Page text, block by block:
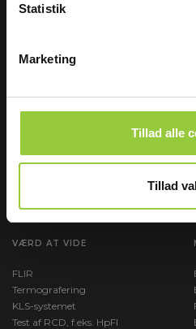
Statistik
Marketing
Tillad alle
Tillad
ELMA INSTRUMENTS A/S
T:+45 7022 1000
M:
VÆRD AT VIDE
FLIR
Termografering
KLS-systemet
Test af RCD, f.eks. HpFI